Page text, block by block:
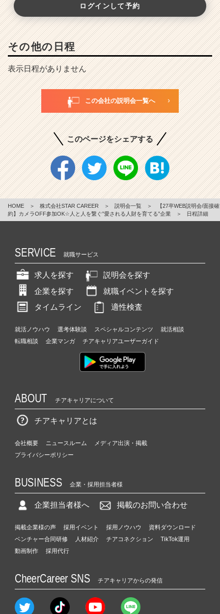
ログインして予約
その他の日程
表示日程がありません
この会社の説明会一覧へ
このページをシェアする
HOME ＞ 株式会社STAR CAREER ＞ 説明会一覧 ＞
【27卒WEB説明会/面接確
約】カメラOFF参加OK☆人と人を繋ぐ”愛される人財を育てる”企業
＞ 日程詳細
SERVICE 就職サービス
求人を探す
説明会を探す
企業を探す
就職イベントを探す
タイムライン
適性検査
就活ノウハウ 選考体験談 スペシャルコンテンツ
就活相談
転職相談
企業マンガ チアキャリアユーザーガイド
ABOUT チアキャリアについて
チアキャリアとは
会社概要 ニュースルーム
メディア出演・掲載
プライバシーポリシー
BUSINESS 企業・採用担当者様
企業担当者様へ 掲載のお問い合わせ
掲載企業様の声 採用イベント 採用ノウハウ
資料ダウンロード
ベンチャー合同研修
人材紹介 チアコネクション
TikTok運用
動画制作
採用代行
CheerCareer SNS チアキャリアからの発信